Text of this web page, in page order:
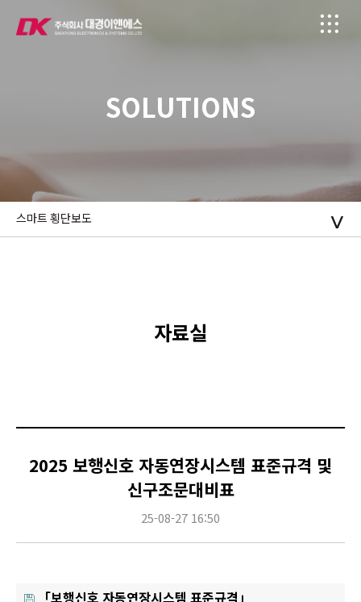
SOLUTIONS
스마트 횡단보도
자료실
2025 보행신호 자동연장시스템 표준규격 및
신구조문대비표
25-08-27 16:50
「보행신호 자동연장시스템 표준규격」